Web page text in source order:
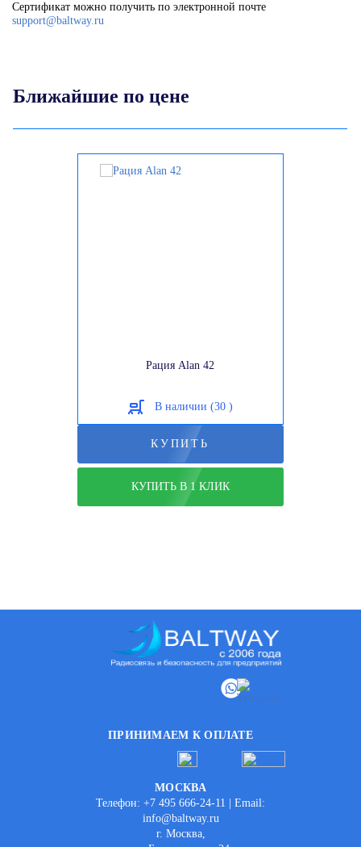
Сертификат можно получить по электронной почте
support@baltway.ru
Ближайшие по цене
Рация Alan 42
В наличии (30 )
КУПИТЬ
КУПИТЬ В 1 КЛИК
ПРИНИМАЕМ К ОПЛАТЕ
МОСКВА
Телефон: +7 495 666-24-11 | Email:
info@baltway.ru
г. Москва,